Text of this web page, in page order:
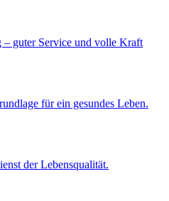
– guter Service und volle Kraft
für ein gesundes Leben.
der Lebensqualität.